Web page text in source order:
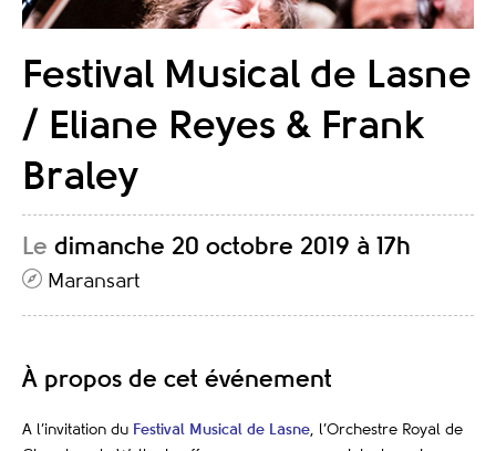
Festival Musical de Lasne
/ Eliane Reyes & Frank
Braley
Le dimanche 20 octobre 2019 à 17h
Maransart
À propos de cet événement
A l’invitation du Festival Musical de Lasne, l’Orchestre Royal de